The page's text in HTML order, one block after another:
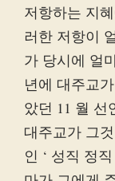
저항하는 지
러한 저항이
가 당시에 얼
년에 대주교
았던 11 월 선
대주교가 그
인 ‘ 성직 정